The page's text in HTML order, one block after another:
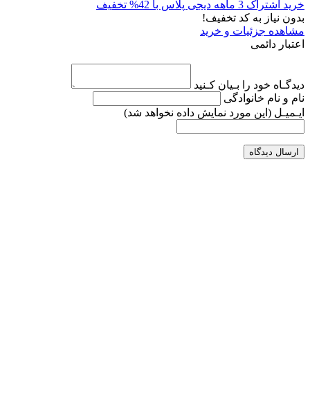
خرید اشتراک 3 ماهه دیجی پلاس با 42% تخفیف
بدون نیاز به کد تخفیف!
مشاهده جزئیات و خرید
اعتبار دائمی
دیدگـاه خود را بـیان کـنید
نام و نام خانوادگی
ایـمیـل (این مورد نمایش داده نخواهد شد)
ارسال دیدگاه